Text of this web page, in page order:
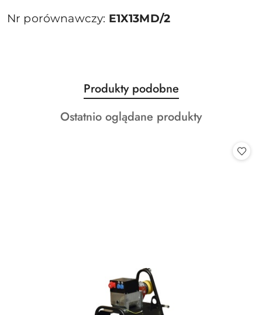
Nr porównawczy: E1X13MD/2
Pomiń karuzelę produktów
Produkty
o
statusie:
Produkty podobne
Produkty
Ostatnio oglądane produkty